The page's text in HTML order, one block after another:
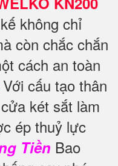
không chỉ
còn chắc chắn
cách an toàn
Với cấu tạo thân
két sắt làm
ép thuỷ lực
Tiền Bao